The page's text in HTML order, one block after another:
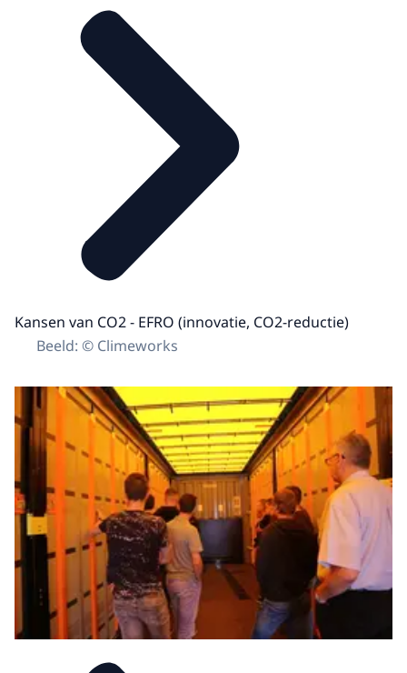
Kansen van CO2 - EFRO (innovatie, CO2-reductie)
Beeld: © Climeworks